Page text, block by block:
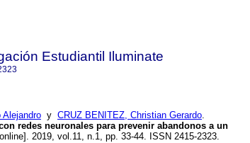
Estudiantil Iluminate
Alejandro y CRUZ BENITEZ, Christian Gerardo.
redes neuronales para prevenir abandonos a un
2019, vol.11, n.1, pp. 33-44. ISSN 2415-2323.